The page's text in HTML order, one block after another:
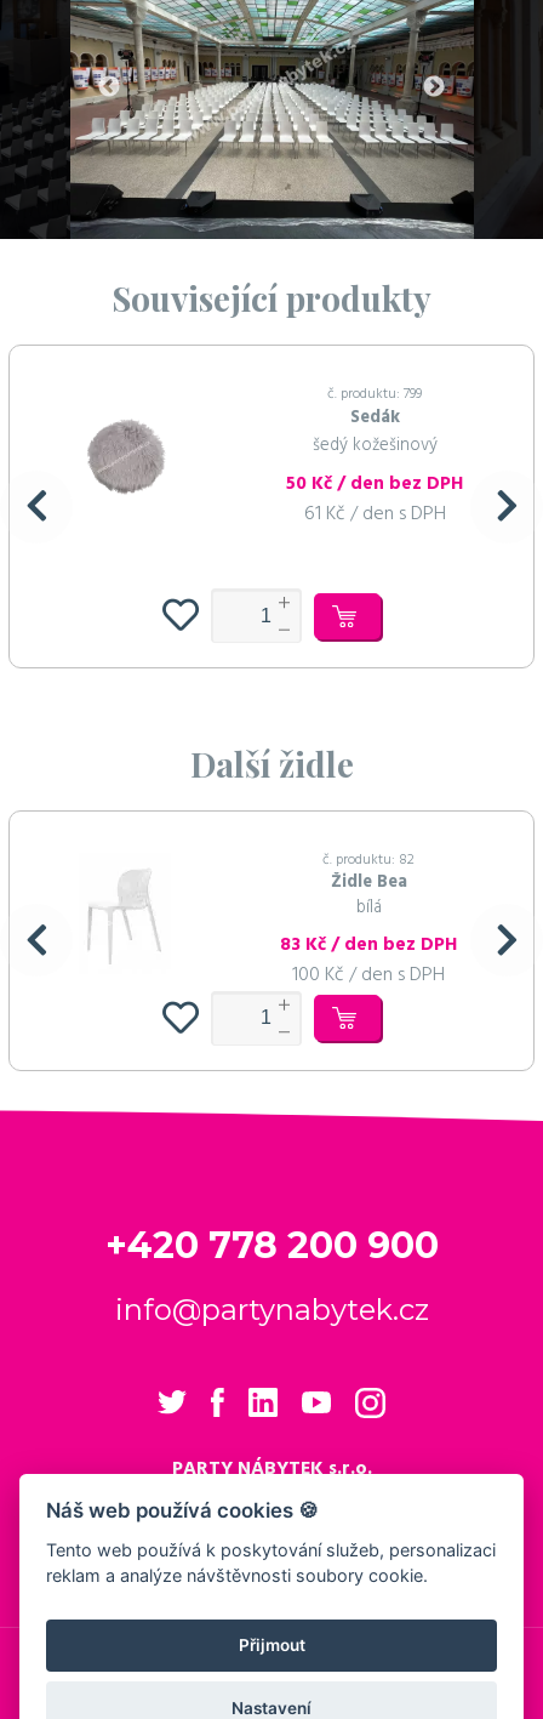
Náš web používá cookies 🍪
Tento web používá k poskytování služeb, personalizaci
reklam a analýze návštěvnosti soubory cookie.
Přijmout
Nastavení
Související produkty
č. produktu: 799
Sedák
šedý kožešinový
50 Kč / den bez DPH
61 Kč / den s DPH
Další židle
č. produktu: 82
Židle Bea
bílá
83 Kč / den bez DPH
100 Kč / den s DPH
+420 778 200 900
info@partynabytek.cz
PARTY NÁBYTEK s.r.o.
Cukrovarská 984
Logistický areál Cukrovar Čakovice
196 00 Praha 9 - Čakovice
© 2026, PARTY NÁBYTEK s.r.o.
Ochrana osobních údajů